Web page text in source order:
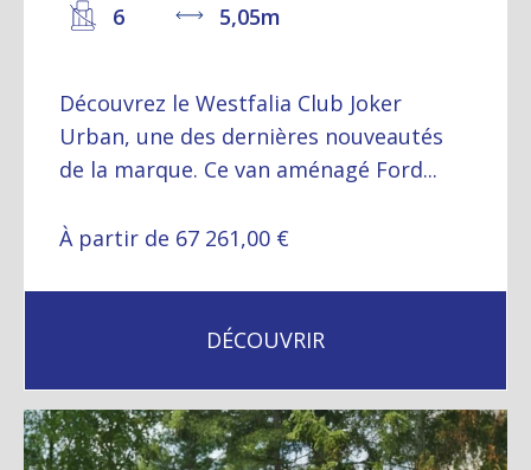
6 5,05m
Découvrez le Westfalia Club Joker
Urban, une des dernières nouveautés
de la marque. Ce van aménagé Ford...
À partir de 67 261,00 €
DÉCOUVRIR